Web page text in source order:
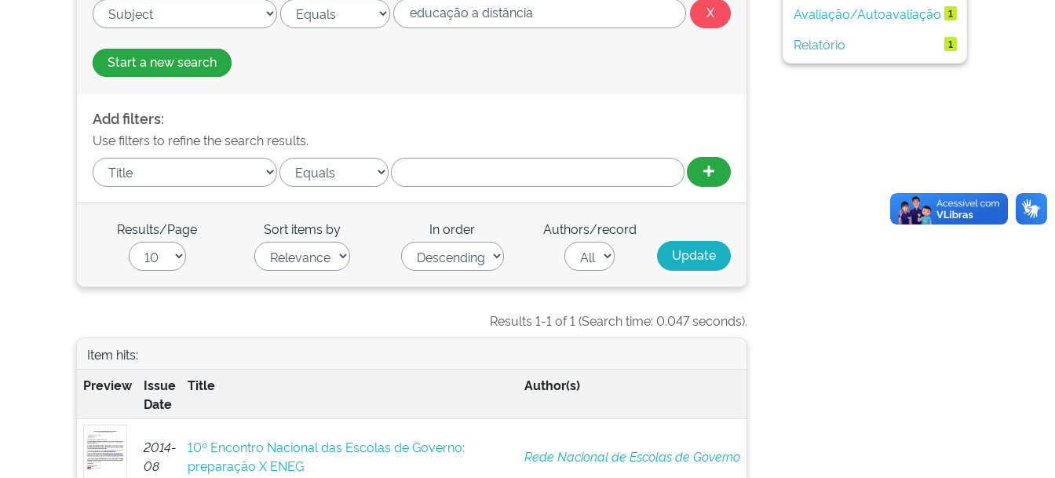
Start a new search
Add filters:
Use filters to refine the search results.
Results/Page Sort items by In order Authors/record
Results 1-1 of 1 (Search time: 0.047 seconds).
Item hits:
Preview
Issue
Date
Title Author(s)
2014-
08
10º Encontro Nacional das Escolas de Governo:
preparação X ENEG
Rede Nacional de Escolas de Governo
Avaliação/Autoavaliação 1
Relatório 1